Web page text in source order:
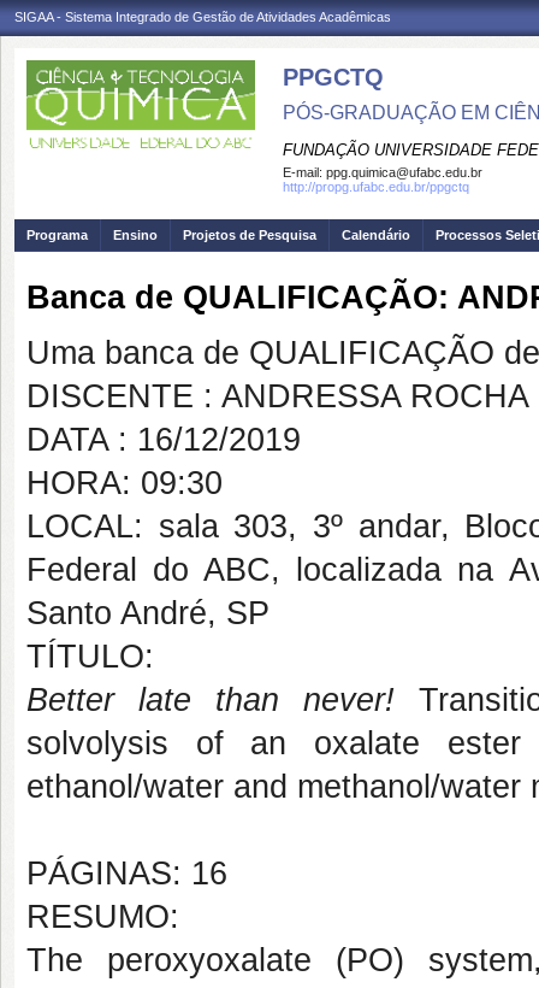
SIGAA - Sistema Integrado de Gestão de Atividades Acadêmicas
PPGCTQ
PÓS-GRADUAÇÃO EM
FUNDAÇÃO UNIVERSIDADE
E-mail: ppg.quimica@ufabc.edu.br
http://propg.ufabc.edu.br/ppgctq
Programa Ensino Projetos de Pesquisa Calendário Processos
Banca de QUALIFICAÇÃO:
Uma banca de QUALIFICAÇÃO
DISCENTE : ANDRESSA ROCHA
DATA : 16/12/2019
HORA: 09:30
LOCAL: sala 303, 3º andar,
Federal do ABC, localizada na
Santo André, SP
TÍTULO:
Better late than never!
solvolysis of an oxalate
ethanol/water and methanol/water
PÁGINAS: 16
RESUMO:
The peroxyoxalate (PO)